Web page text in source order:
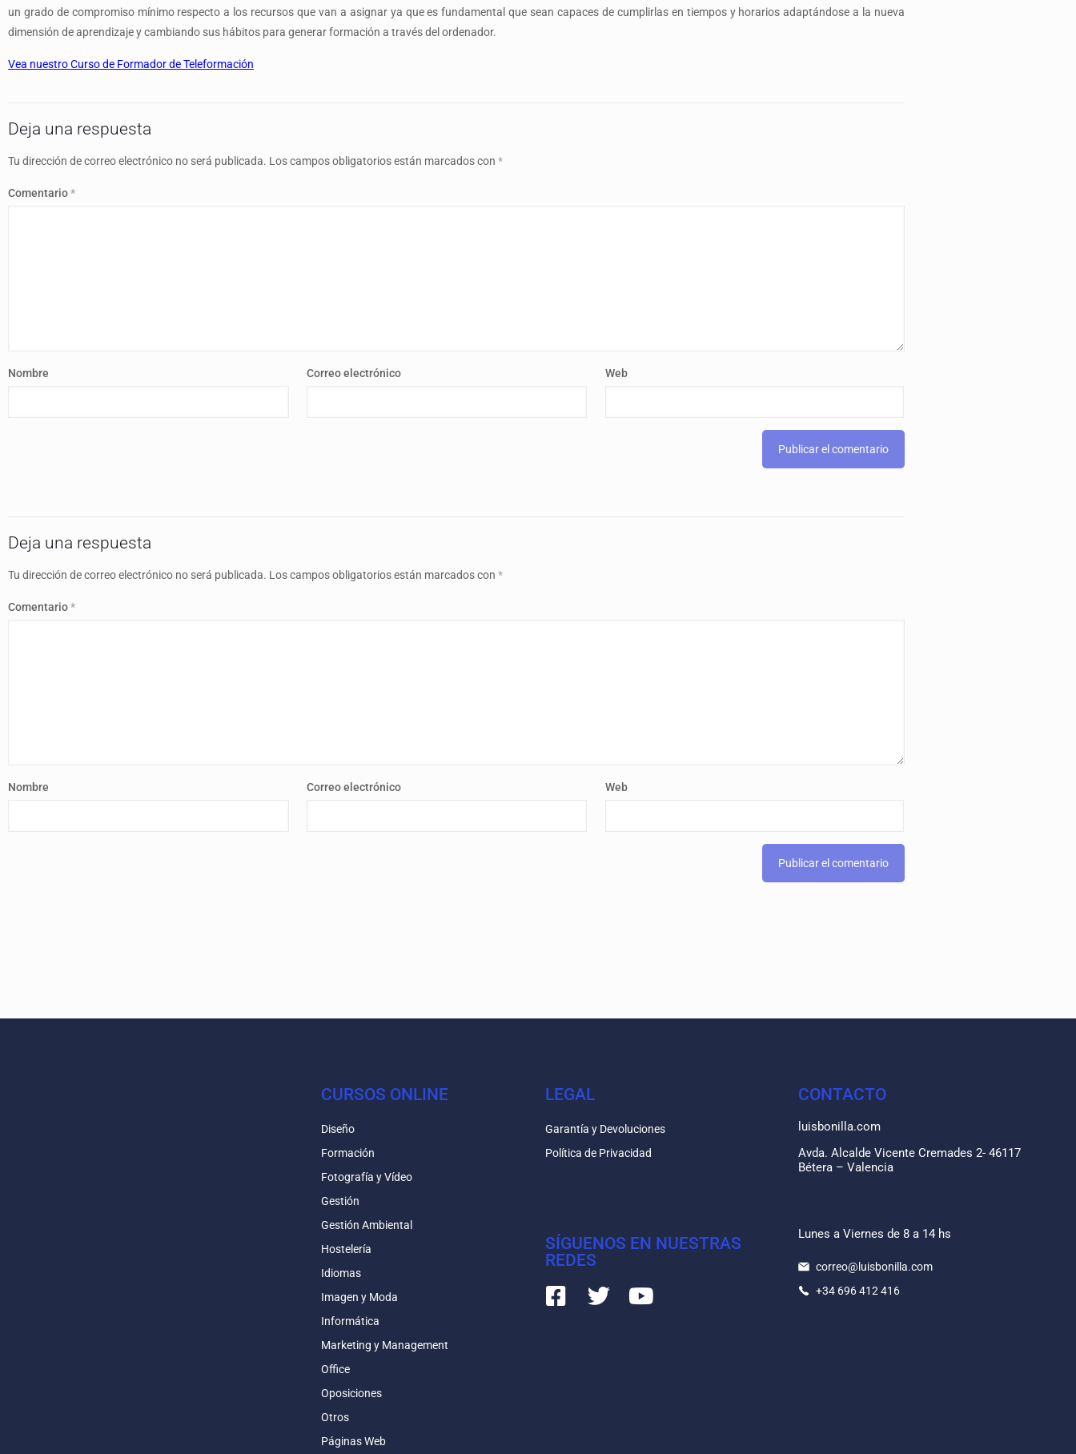
un grado de compromiso mínimo respecto a los recursos que van a asignar ya que es fundamental que sean capaces de cumplirlas en tiempos y horarios adaptándose a la nueva
dimensión de aprendizaje y cambiando sus hábitos para generar formación a través del ordenador.
Vea nuestro Curso de Formador de Teleformación
Deja una respuesta
Tu dirección de correo electrónico no será publicada. Los campos obligatorios están marcados con *
Comentario*
Nombre Correo electrónico Web
Deja una respuesta
Tu dirección de correo electrónico no será publicada. Los campos obligatorios están marcados con *
Comentario*
Nombre Correo electrónico Web
CURSOS ONLINE
Diseño
Formación
Fotografía y Vídeo
Gestión
Gestión Ambiental
Hostelería
Idiomas
Imagen y Moda
Informática
Marketing y Management
Office
Oposiciones
Otros
Páginas Web
LEGAL
Garantía y Devoluciones
Política de Privacidad
SÍGUENOS EN NUESTRAS
REDES
CONTACTO
luisbonilla.com
Avda. Alcalde Vicente Cremades 2- 46117
Bétera – Valencia
Lunes a Viernes de 8 a 14 hs
correo@luisbonilla.com
+34 696 412 416